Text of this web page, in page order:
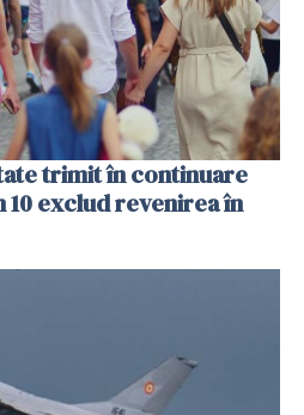
trimit în continuare
10 exclud revenirea în